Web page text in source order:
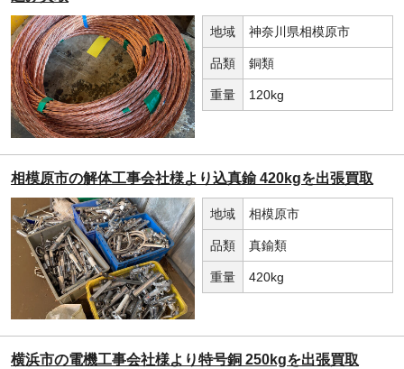
地域 神奈川県相模原市
品類 銅類
重量 120kg
相模原市の解体工事会社様より込真鍮 420kgを出張買取
地域 相模原市
品類 真鍮類
重量 420kg
横浜市の電機工事会社様より特号銅 250kgを出張買取